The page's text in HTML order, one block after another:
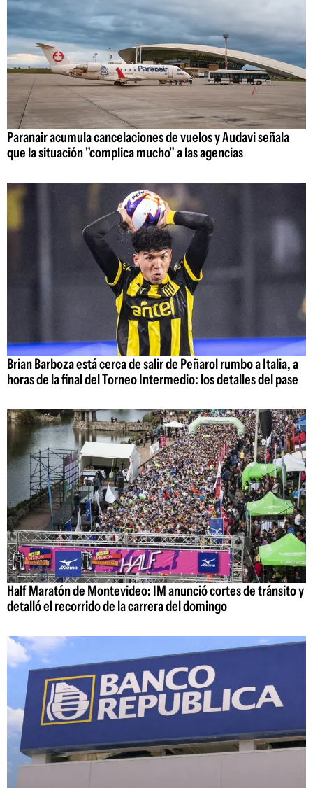
Paranair acumula cancelaciones de vuelos y Audavi señala
que la situación "complica mucho" a las agencias
Brian Barboza está cerca de salir de Peñarol rumbo a Italia, a
horas de la final del Torneo Intermedio: los detalles del pase
Half Maratón de Montevideo: IM anunció cortes de tránsito y
detalló el recorrido de la carrera del domingo